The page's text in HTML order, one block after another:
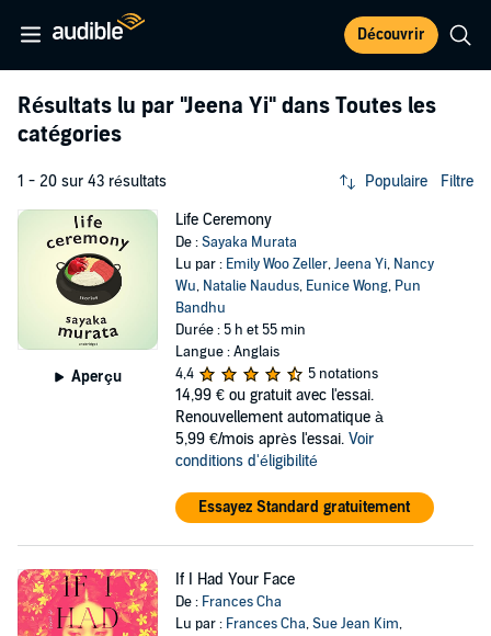
Découvrir
Résultats lu par "Jeena Yi" dans Toutes les
catégories
1 - 20 sur 43 résultats Populaire Filtre
Aperçu
Life Ceremony
De :Sayaka Murata
Lu par : Emily Woo Zeller,Jeena Yi, Nancy
Wu, Natalie Naudus, Eunice Wong, Pun
Bandhu
Durée : 5 h et 55 min
Langue : Anglais
4,4
5 notations
14,99 € ou gratuit avec l'essai.
Renouvellement automatique à
5,99 €/mois après l'essai. Voir
conditions d'éligibilité
Essayez Standard gratuitement
If I Had Your Face
De : Frances Cha
Lu par : Frances Cha,Sue Jean Kim,